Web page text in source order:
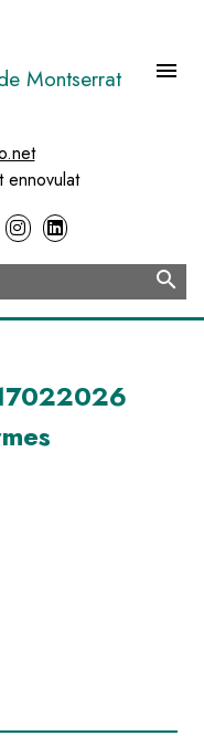
Montserrat menu
ennovulat
search